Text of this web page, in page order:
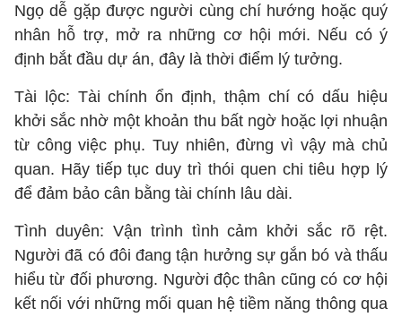
Ngọ dễ gặp được người cùng chí hướng hoặc quý
nhân hỗ trợ, mở ra những cơ hội mới. Nếu có ý
định bắt đầu dự án, đây là thời điểm lý tưởng.
Tài lộc: Tài chính ổn định, thậm chí có dấu hiệu
khởi sắc nhờ một khoản thu bất ngờ hoặc lợi nhuận
từ công việc phụ. Tuy nhiên, đừng vì vậy mà chủ
quan. Hãy tiếp tục duy trì thói quen chi tiêu hợp lý
để đảm bảo cân bằng tài chính lâu dài.
Tình duyên: Vận trình tình cảm khởi sắc rõ rệt.
Người đã có đôi đang tận hưởng sự gắn bó và thấu
hiểu từ đối phương. Người độc thân cũng có cơ hội
kết nối với những mối quan hệ tiềm năng thông qua